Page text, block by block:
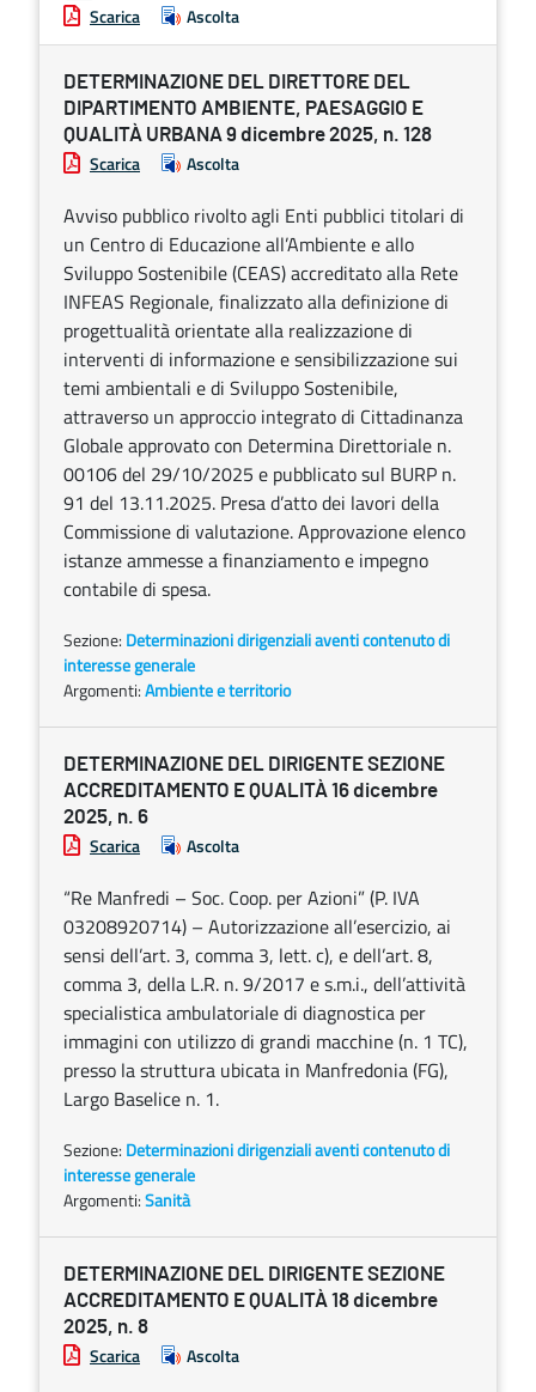
Scarica Ascolta
DETERMINAZIONE DEL DIRETTORE DEL
DIPARTIMENTO AMBIENTE, PAESAGGIO E
QUALITÀ URBANA 9 dicembre 2025, n. 128
Scarica Ascolta
Avviso pubblico rivolto agli Enti pubblici titolari di
un Centro di Educazione all’Ambiente e allo
Sviluppo Sostenibile (CEAS) accreditato alla Rete
INFEAS Regionale, finalizzato alla definizione di
progettualità orientate alla realizzazione di
interventi di informazione e sensibilizzazione sui
temi ambientali e di Sviluppo Sostenibile,
attraverso un approccio integrato di Cittadinanza
Globale approvato con Determina Direttoriale n.
00106 del 29/10/2025 e pubblicato sul BURP n.
91 del 13.11.2025. Presa d’atto dei lavori della
Commissione di valutazione. Approvazione elenco
istanze ammesse a finanziamento e impegno
contabile di spesa.
Sezione: Determinazioni dirigenziali aventi contenuto di
interesse generale
Argomenti:Ambiente e territorio
DETERMINAZIONE DEL DIRIGENTE SEZIONE
ACCREDITAMENTO E QUALITÀ 16 dicembre
2025, n. 6
Scarica Ascolta
“Re Manfredi – Soc. Coop. per Azioni” (P. IVA
03208920714) – Autorizzazione all’esercizio, ai
sensi dell’art. 3, comma 3, lett. c), e dell’art. 8,
comma 3, della L.R. n. 9/2017 e s.m.i., dell’attività
specialistica ambulatoriale di diagnostica per
immagini con utilizzo di grandi macchine (n. 1 TC),
presso la struttura ubicata in Manfredonia (FG),
Largo Baselice n. 1.
Sezione: Determinazioni dirigenziali aventi contenuto di
interesse generale
Argomenti:Sanità
DETERMINAZIONE DEL DIRIGENTE SEZIONE
ACCREDITAMENTO E QUALITÀ 18 dicembre
2025, n. 8
Scarica Ascolta